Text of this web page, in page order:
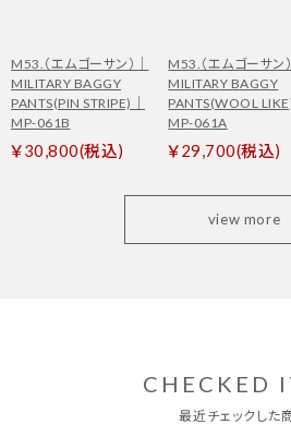
M53.（エムゴーサン）｜
MILITARY BAGGY
PANTS(PIN STRIPE)｜
MP-061B
￥30,800(税込)
M53.（エムゴーサン）
MILITARY BAGGY
PANTS(WOOL LIKE)
MP-061A
￥29,700(税込)
view more
CHECKED